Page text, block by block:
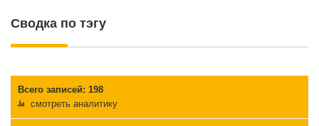
Сводка по тэгу
Всего записей: 198
смотреть аналитику